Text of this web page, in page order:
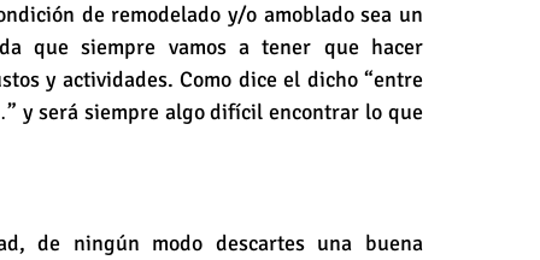
de remodelado y/o amoblado sea un
que siempre vamos a tener que hacer
y actividades. Como dice el dicho “entre
y será siempre algo difícil encontrar lo que
de ningún modo descartes una buena